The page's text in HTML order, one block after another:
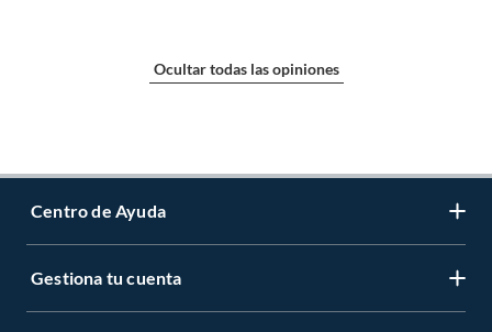
Ocultar todas las opiniones
Centro de Ayuda
Servicio al Cliente
Gestiona tu cuenta